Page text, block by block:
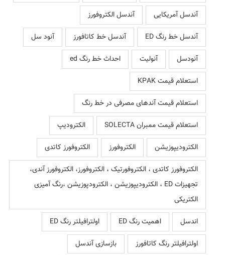
آندسل آمریکایی
آندسل الکتروفورز
آندسل خط رنگ ED
آندسل خط کاتافورز
آنود سل
آنودسل
آنولیت
احداث خط رنگ ed
استعلام قیمت KPAK
استعلام قیمت آندهای مصرفی در خط رنگ
استعلام قیمت ممبران SOLECTA
الکترودیپ
الکترودیپوزیشن
الکتروفورز
الکتروفورز کاتدی
الکتروفورز کاتدی ، الکتروفورتیک ، الکتروفورز، الکتروفورز آندی،
تجهیزات ED ، الکترودیپوزیشن ، الکترودپوزیشن ،رنگ آمیزی
الکتریکی
اندسل
اهمیت رنگ ED
اولترافیلتر رنگ ED
اولترافیلتر رنگ کاتافورز
بازسازی آندسل